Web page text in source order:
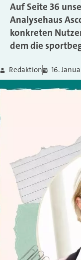
Auf Seite 36
Analysehaus
konkreten
dem die
Redaktion 16.